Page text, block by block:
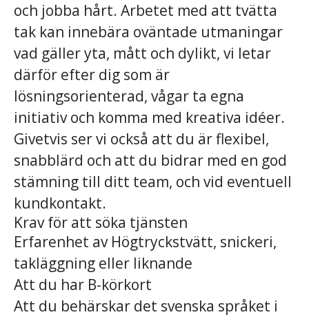
och jobba hårt. Arbetet med att tvätta
tak kan innebära oväntade utmaningar
vad gäller yta, mått och dylikt, vi letar
därför efter dig som är
lösningsorienterad, vågar ta egna
initiativ och komma med kreativa idéer.
Givetvis ser vi också att du är flexibel,
snabblärd och att du bidrar med en god
stämning till ditt team, och vid eventuell
kundkontakt.
Krav för att söka tjänsten
Erfarenhet av Högtryckstvätt, snickeri,
takläggning eller liknande
Att du har B-körkort
Att du behärskar det svenska språket i